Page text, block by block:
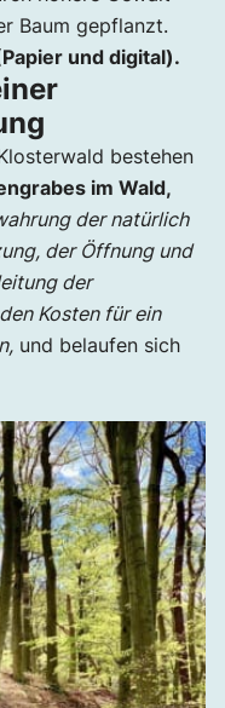
Baum gepflanzt.
und digital).
bestehen
im Wald,
der natürlich
der Öffnung und
der
Kosten für ein
und belaufen sich